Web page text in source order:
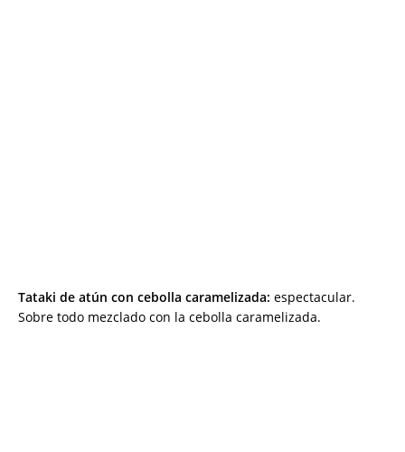
Tataki de atún con cebolla caramelizada: espectacular.
Sobre todo mezclado con la cebolla caramelizada.